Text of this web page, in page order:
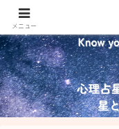
メニュー